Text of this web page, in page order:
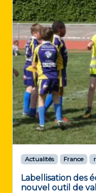
Actualités France
Labellisation des
nouvel outil de